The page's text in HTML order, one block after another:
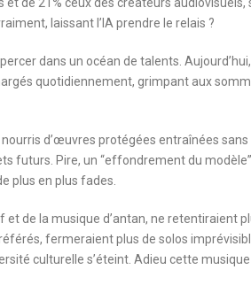
laissant l’IA prendre le relais ?
dans un océan de talents.
quotidiennement, grimpant aux
nourris d’œuvres protégées entraînées sans
futurs. Pire, un “effondrement du modèle”
plus en plus fades.
et de la musique d’antan, ne retentiraient
fermeraient plus de solos
culturelle s’éteint. Adieu cette musique